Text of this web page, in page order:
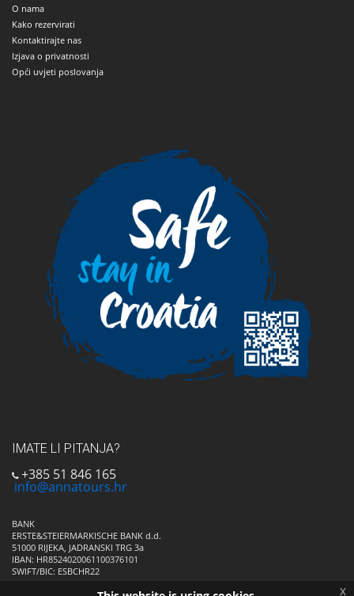
O nama
Kako rezervirati
Kontaktirajte nas
Izjava o privatnosti
Opći uvjeti poslovanja
IMATE LI PITANJA?
+385 51 846 165
info@annatours.hr
BANK
ERSTE&STEIERMARKISCHE BANK d.d.
51000 RIJEKA, JADRANSKI TRG 3a
IBAN: HR8524020061100376101
SWIFT/BIC: ESBCHR22
x